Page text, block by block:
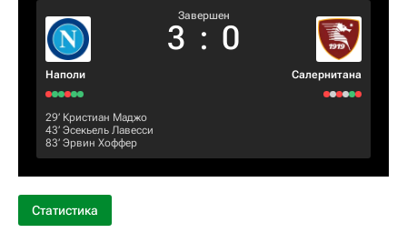
Наполи
Завершен
3 : 0
Салернитана
29‎’‎ Кристиан Маджо
43‎’‎ Эсекьель Лавесси
83‎’‎ Эрвин Хоффер
Статистика